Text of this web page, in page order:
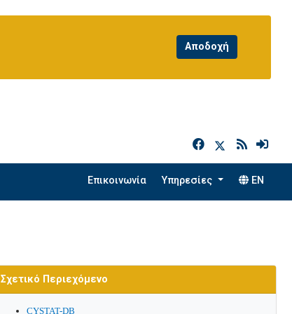
h
Επικοινωνία Υπηρεσίες EN
Σχετικό Περιεχόμενο
CYSTAT-DB